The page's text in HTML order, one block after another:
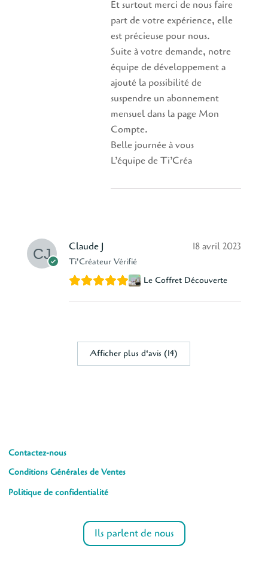
Et surtout merci de nous faire
part de votre expérience, elle
est précieuse pour nous.
Suite à votre demande, notre
équipe de développement a
ajouté la possibilité de
suspendre un abonnement
mensuel dans la page Mon
Compte.
Belle journée à vous
L’équipe de Ti’Créa
Claude J
Ti'Créateur Vérifié
18 avril 2023
Le Coffret Découverte
Afficher plus d‘avis (14)
Contactez-nous
Conditions Générales de Ventes
Politique de confidentialité
Ils parlent de nous